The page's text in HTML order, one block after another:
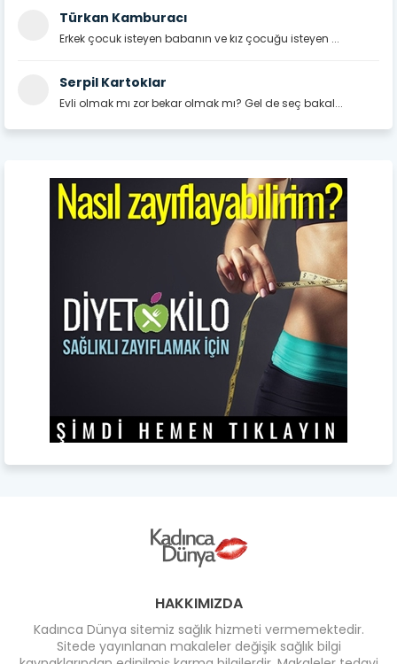
Türkan Kamburacı
Erkek çocuk isteyen babanın ve kız çocuğu isteyen ...
Serpil Kartoklar
Evli olmak mı zor bekar olmak mı? Gel de seç bakal...
HAKKIMIZDA
Kadınca Dünya sitemiz sağlık hizmeti vermemektedir.
Sitede yayınlanan makaleler değişik sağlık bilgi